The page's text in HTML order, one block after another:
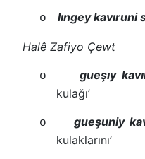
o lıngey kavıruni
Halê Zafiyo Çewt
o gueşıy
kulağı’
o gueşuniy
kulaklarını’